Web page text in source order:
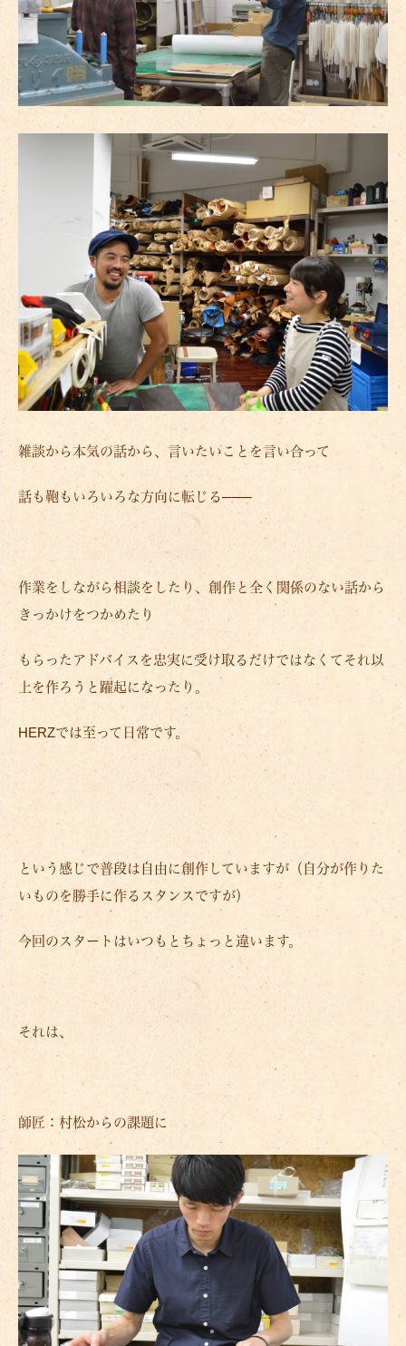
雑談から本気の話から、言いたいことを言い合って
話も鞄もいろいろな方向に転じる───
作業をしながら相談をしたり、創作と全く関係のない話から
きっかけをつかめたり
もらったアドバイスを忠実に受け取るだけではなくてそれ以
上を作ろうと躍起になったり。
HERZでは至って日常です。
という感じで普段は自由に創作していますが（自分が作りた
いものを勝手に作るスタンスですが）
今回のスタートはいつもとちょっと違います。
それは、
師匠：村松からの課題に